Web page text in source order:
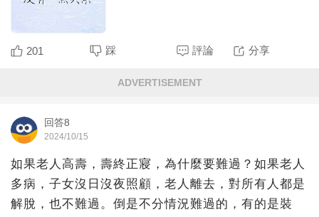
201 踩 評論 分享
ADVERTISEMENT
回答8
2024/10/15
如果老人高壽，壽終正寢，為什麼要難過？如果老人
多病，子女沒日沒夜照顧，老人離去，對所有人都是
解脫，也不難過。倒是不分情況難過的，有的是裝